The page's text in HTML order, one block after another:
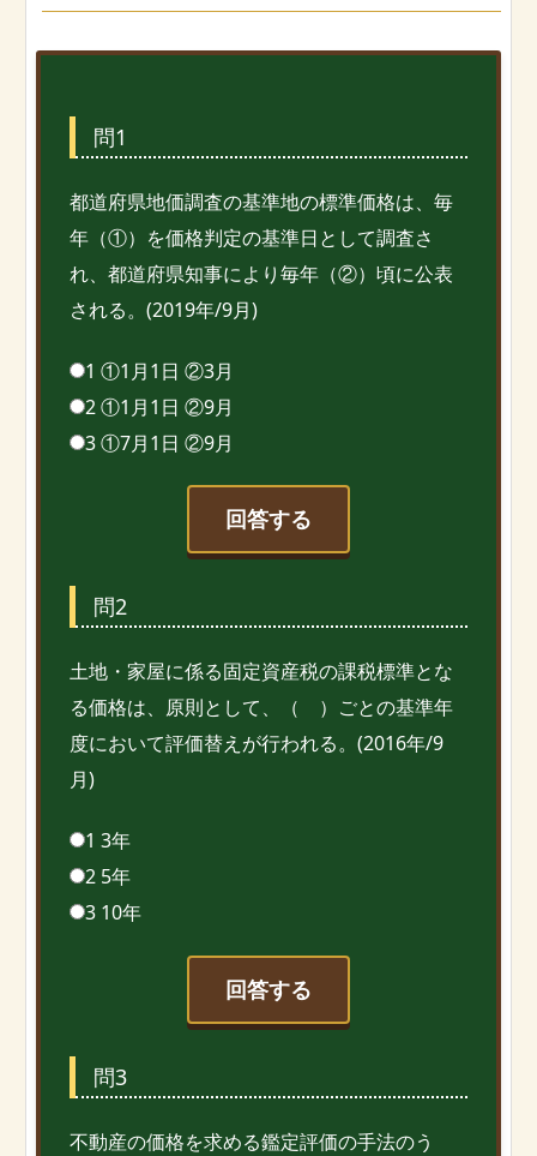
問1
都道府県地価調査の基準地の標準価格は、毎
年（①）を価格判定の基準日として調査さ
れ、都道府県知事により毎年（②）頃に公表
される。(2019年/9月)
1 ①1月1日 ②3月
2 ①1月1日 ②9月
3 ①7月1日 ②9月
回答する
問2
土地・家屋に係る固定資産税の課税標準とな
る価格は、原則として、（ ）ごとの基準年
度において評価替えが行われる。(2016年/9
月)
1 3年
2 5年
3 10年
回答する
問3
不動産の価格を求める鑑定評価の手法のう